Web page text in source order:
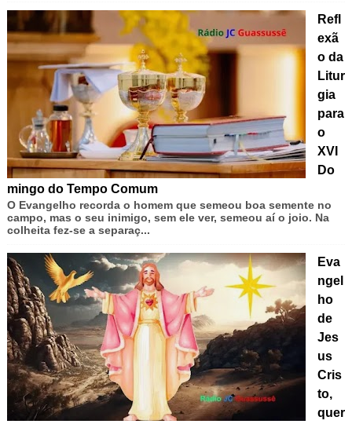
Refl
exã
o da
Litur
gia
para
o
XVI
Do
mingo do Tempo Comum
O Evangelho recorda o homem que semeou boa semente no
campo, mas o seu inimigo, sem ele ver, semeou aí o joio. Na
colheita fez-se a separaç...
Eva
ngel
ho
de
Jes
us
Cris
to,
quer